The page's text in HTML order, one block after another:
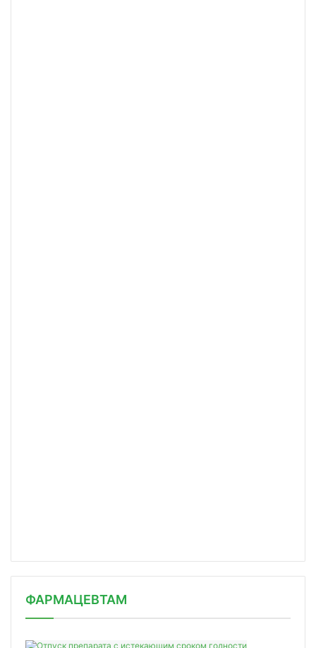
ФАРМАЦЕВТАМ